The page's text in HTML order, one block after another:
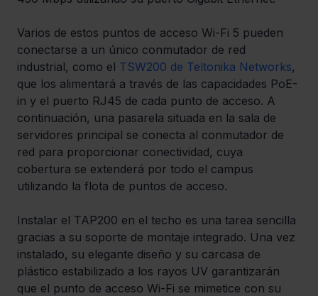
Varios de estos puntos de acceso Wi-Fi 5 pueden
conectarse a un único conmutador de red
industrial, como el TSW200 de Teltonika Networks,
que los alimentará a través de las capacidades PoE-
in y el puerto RJ45 de cada punto de acceso. A
continuación, una pasarela situada en la sala de
servidores principal se conecta al conmutador de
red para proporcionar conectividad, cuya
cobertura se extenderá por todo el campus
utilizando la flota de puntos de acceso.
Instalar el TAP200 en el techo es una tarea sencilla
gracias a su soporte de montaje integrado. Una vez
instalado, su elegante diseño y su carcasa de
plástico estabilizado a los rayos UV garantizarán
que el punto de acceso Wi-Fi se mimetice con su